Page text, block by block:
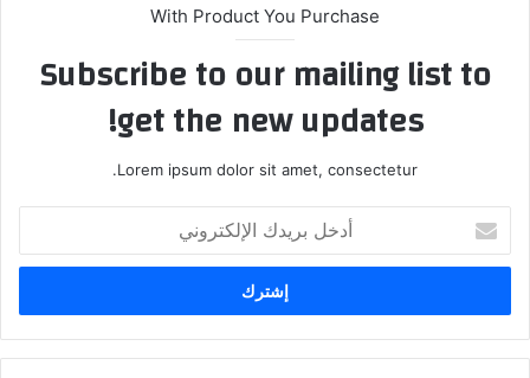
With Product You Purchase
Subscribe to our mailing list to
get the new updates!
Lorem ipsum dolor sit amet, consectetur.
بريدك
الإلكتروني